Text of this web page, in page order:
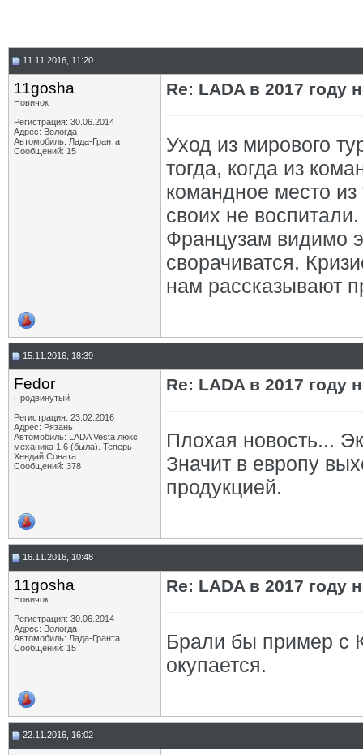
11.11.2016, 11:20
11gosha
Новичок
Регистрация: 30.06.2014
Адрес: Вологда
Автомобиль: Лада-Гранта
Сообщений: 15
Re: LADA в 2017 году
Уход из мирового
тогда, когда из
командное место
своих не
Французам видимо
сворачиватся.
нам рассказывают
15.11.2016, 18:39
Fedor
Продвинутый
Регистрация: 23.02.2016
Адрес: Рязань
Автомобиль: LADA Vesta люкс
механика 1.6 (была). Теперь
Хендай Соната
Сообщений: 378
Re: LADA в 2017 году
Плохая новость...
Значит в европу
продукцией.
16.11.2016, 10:48
11gosha
Новичок
Регистрация: 30.06.2014
Адрес: Вологда
Автомобиль: Лада-Гранта
Сообщений: 15
Re: LADA в 2017 году
Брали бы пример с
окупается.
22.11.2016, 16:02